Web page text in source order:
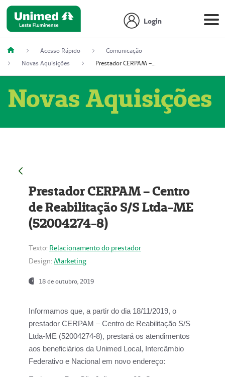
Login
Acesso Rápido
Comunicação
Novas Aquisições
Prestador CERPAM – Centro de Reabilitação S/S Ltda-ME (52004274-8)
Novas Aquisições
Prestador CERPAM – Centro
de Reabilitação S/S Ltda-ME
(52004274-8)
Texto: Relacionamento do prestador
Design: Marketing
18 de outubro, 2019
Informamos que, a partir do dia 18/11/2019, o
prestador CERPAM – Centro de Reabilitação S/S
Ltda-ME (52004274-8), prestará os atendimentos
aos beneficiários da Unimed Local, Intercâmbio
Federativo e Nacional em novo endereço: